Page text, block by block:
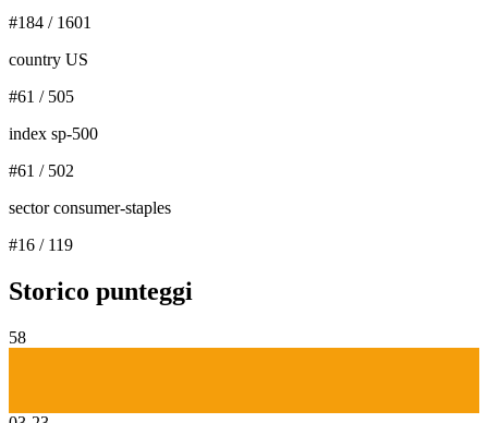
#184 / 1601
country US
#61 / 505
index sp-500
#61 / 502
sector consumer-staples
#16 / 119
Storico punteggi
58